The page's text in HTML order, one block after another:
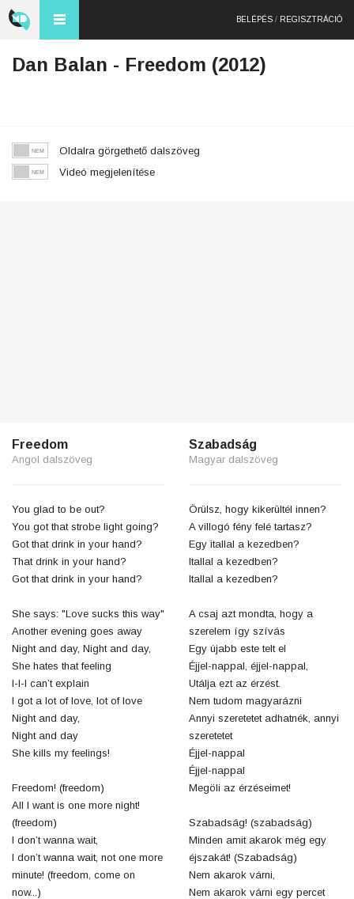
BELÉPÉS / REGISZTRÁCIÓ
Dan Balan - Freedom (2012)
Oldalra görgethető dalszöveg
Videó megjelenítése
Freedom
Angol dalszöveg
You glad to be out?
You got that strobe light going?
Got that drink in your hand?
That drink in your hand?
Got that drink in your hand?
She says: "Love sucks this way"
Another evening goes away
Night and day, Night and day,
She hates that feeling
I-I-I can’t explain
I got a lot of love, lot of love
Night and day,
Night and day
She kills my feelings!
Freedom! (freedom)
All I want is one more night!
(freedom)
I don’t wanna wait,
I don’t wanna wait, not one more
minute! (freedom, come on
now...)
Szabadság
Magyar dalszöveg
Örülsz, hogy kikerültél innen?
A villogó fény felé tartasz?
Egy itallal a kezedben?
Itallal a kezedben?
Itallal a kezedben?
A csaj azt mondta, hogy a
szerelem így szívás
Egy újabb este telt el
Éjjel-nappal, éjjel-nappal,
Utálja ezt az érzést.
Nem tudom magyarázni
Annyi szeretetet adhatnék, annyi
szeretetet
Éjjel-nappal
Éjjel-nappal
Megöli az érzéseimet!
Szabadság! (szabadság)
Minden amit akarok még egy
éjszakát! (Szabadság)
Nem akarok várni,
Nem akarok várni egy percet